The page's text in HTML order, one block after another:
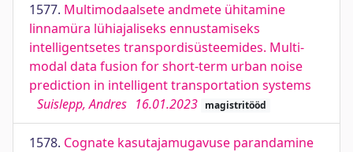
1577. Multimodaalsete andmete ühitamine
linnamüra lühiajaliseks ennustamiseks
intelligentsetes transpordisüsteemides. Multi-
modal data fusion for short-term urban noise
prediction in intelligent transportation systems
Suislepp, Andres 16.01.2023 magistritööd
1578. Cognate kasutajamugavuse parandamine